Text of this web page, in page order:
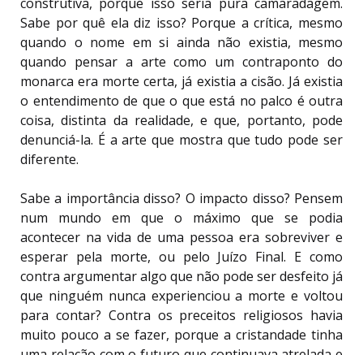
Sabe por quê ela diz isso? Porque a crítica, mesmo
quando o nome em si ainda não existia, mesmo
quando pensar a arte como um contraponto do
monarca era morte certa, já existia a cisão. Já existia
o entendimento de que o que está no palco é outra
coisa, distinta da realidade, e que, portanto, pode
denunciá-la. É a arte que mostra que tudo pode ser
diferente.
Sabe a importância disso? O impacto disso? Pensem
num mundo em que o máximo que se podia
acontecer na vida de uma pessoa era sobreviver e
esperar pela morte, ou pelo Juízo Final. E como
contra argumentar algo que não pode ser desfeito já
que ninguém nunca experienciou a morte e voltou
para contar? Contra os preceitos religiosos havia
muito pouco a se fazer, porque a cristandade tinha